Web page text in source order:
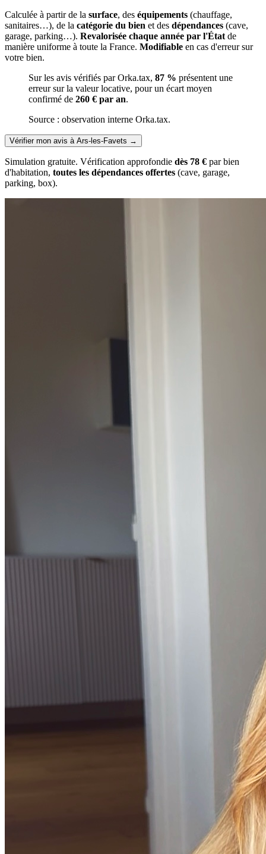
Calculée à partir de la surface, des équipements (chauffage,
sanitaires…), de la catégorie du bien et des dépendances (cave,
garage, parking…). Revalorisée chaque année par l'État de
manière uniforme à toute la France. Modifiable en cas d'erreur sur
votre bien.
Sur les avis vérifiés par Orka.tax, 87 % présentent une
erreur sur la valeur locative, pour un écart moyen
confirmé de 260 € par an.
Source : observation interne Orka.tax.
Vérifier mon avis à Ars-les-Favets →
Simulation gratuite. Vérification approfondie dès 78 € par bien
d'habitation, toutes les dépendances offertes (cave, garage,
parking, box).